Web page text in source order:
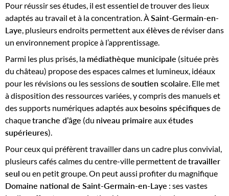
Pour réussir ses études, il est essentiel de trouver des lieux
adaptés au travail et à la concentration. ÀSaint-Germain-en-
Laye, plusieurs endroits permettent auxélèvesde réviser dans
un environnement propice à l’apprentissage.
Parmi les plus prisés, la médiathèque municipale (située près
du château) propose des espaces calmes et lumineux, idéaux
pour les révisions ou les sessions desoutien scolaire. Elle met
à disposition des ressources variées, y compris des manuels et
des supports numériques adaptés aux besoins spécifiquesde
chaquetranche d’âge (du niveau primaire auxétudes
supérieures).
Pour ceux qui préfèrent travailler dans un cadre plus convivial,
plusieurs cafés calmes du centre-ville permettent detravailler
seul ou en petit groupe. On peut aussi profiter du magnifique
Domaine national de Saint-Germain-en-Laye : ses vastes